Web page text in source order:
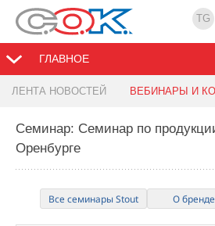
TG
ГЛАВНОЕ
ЛЕНТА НОВОСТЕЙ ВЕБИНАРЫ И
Семинар: Семинар по
Оренбурге
Все семинары Stout О бренде